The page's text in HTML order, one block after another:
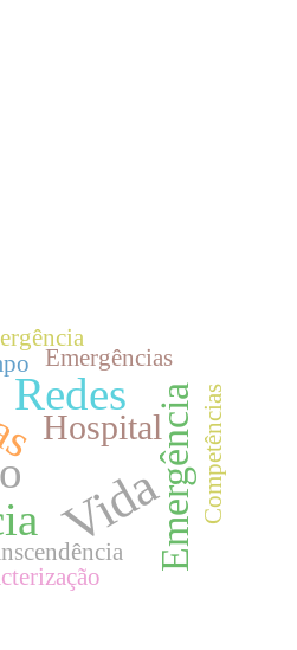
Vida
Redes Emergência
Hospital Competências
Emergências